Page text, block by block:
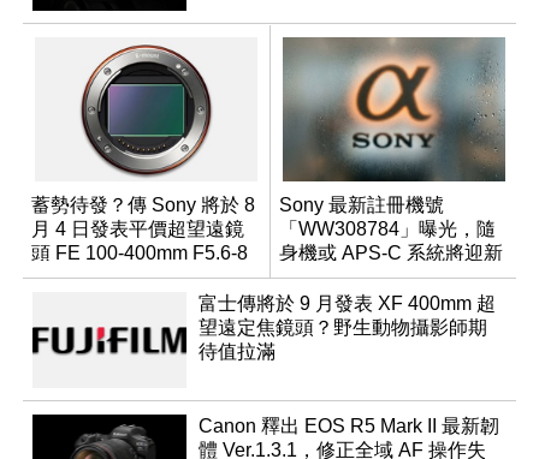
蓄勢待發？傳 Sony 將於 8
月 4 日發表平價超望遠鏡
頭 FE 100-400mm F5.6-8
Sony 最新註冊機號
「WW308784」曝光，隨
身機或 APS-C 系統將迎新
成員？
富士傳將於 9 月發表 XF 400mm 超
望遠定焦鏡頭？野生動物攝影師期
待值拉滿
Canon 釋出 EOS R5 Mark II 最新韌
體 Ver.1.3.1，修正全域 AF 操作失